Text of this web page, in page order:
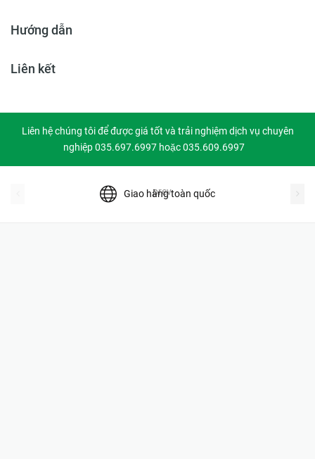
Hướng dẫn
Liên kết
Liên hệ chúng tôi để được giá tốt và trải nghiệm dịch vụ chuyên
nghiệp 035.697.6997 hoặc 035.609.6997
Giao hàng toàn quốc
prev